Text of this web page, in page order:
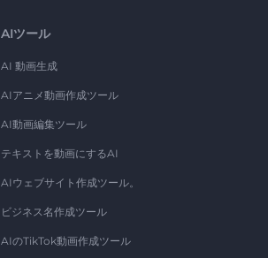
AIツール
AI 動画生成
AIアニメ動画作成ツール
AI動画編集ツール
テキストを動画にするAI
AIウェブサイト作成ツール。
ビジネス名作成ツール
AIのTikTok動画作成ツール